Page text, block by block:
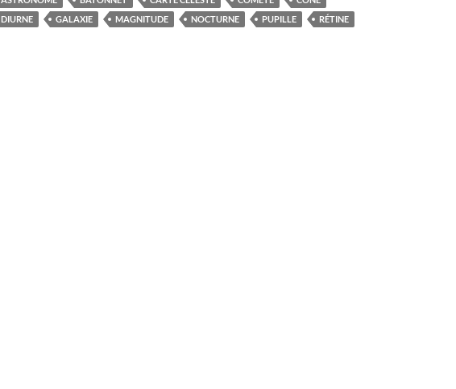
DIURNE
GALAXIE MAGNITUDE NOCTURNE PUPILLE RÉTINE